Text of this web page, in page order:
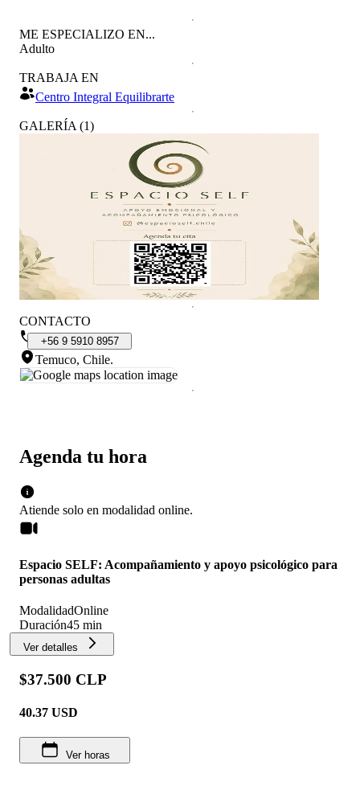
Agenda tu hora
Atiende solo en modalidad online.
Espacio SELF: Acompañamiento y apoyo psicológico para
personas adultas
ModalidadOnline
Duración45 min
Ver detalles
$37.500 CLP
40.37 USD
Ver horas
ME ESPECIALIZO EN...
Adulto
TRABAJA EN
Centro Integral Equilibrarte
GALERÍA (1)
CONTACTO
+56 9 5910 8957
Temuco, Chile.